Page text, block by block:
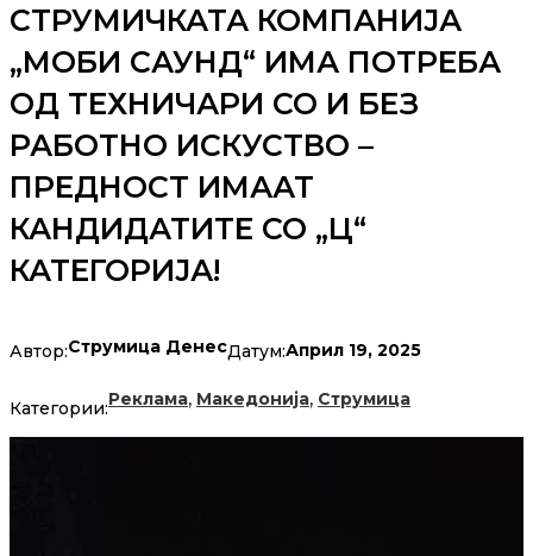
СТРУМИЧКАТА КОМПАНИЈА
„МОБИ САУНД“ ИМА ПОТРЕБА
ОД ТЕХНИЧАРИ СО И БЕЗ
РАБОТНО ИСКУСТВО –
ПРЕДНОСТ ИМААТ
КАНДИДАТИТЕ СО „Ц“
КАТЕГОРИЈА!
Автор:Струмица ДенесДатум:Април 19, 2025
Категории:Реклама, Македонија, Струмица